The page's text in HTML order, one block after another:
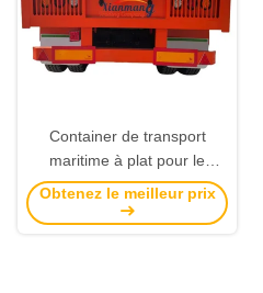
Container de transport
maritime à plat pour le
Rwanda et la Tanzanie
Obtenez le meilleur prix